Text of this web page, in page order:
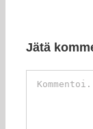
Jätä